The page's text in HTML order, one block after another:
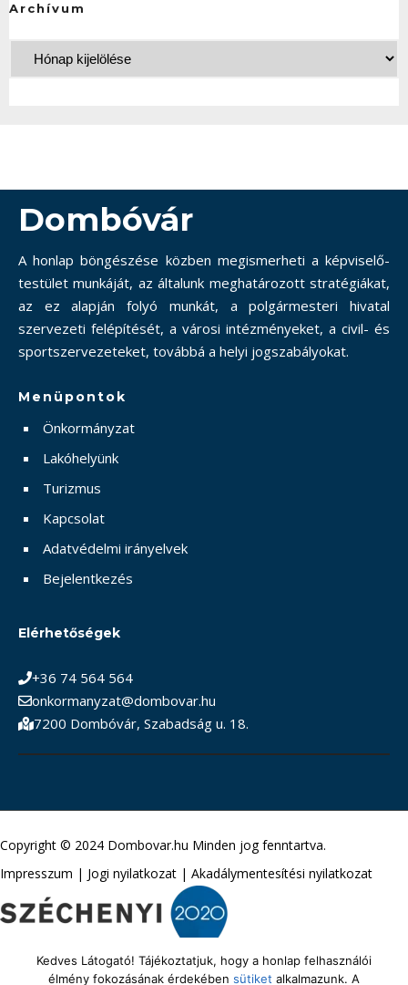
Archívum
Dombóvár
A honlap böngészése közben megismerheti a képviselő-
testület munkáját, az általunk meghatározott stratégiákat,
az ez alapján folyó munkát, a polgármesteri hivatal
szervezeti felépítését, a városi intézményeket, a civil- és
sportszervezeteket, továbbá a helyi jogszabályokat.
Menüpontok
Önkormányzat
Lakóhelyünk
Turizmus
Kapcsolat
Adatvédelmi irányelvek
Bejelentkezés
Elérhetőségek
+36 74 564 564
onkormanyzat@dombovar.hu
7200 Dombóvár, Szabadság u. 18.
Copyright © 2024 Dombovar.hu Minden jog fenntartva.
Impresszum | Jogi nyilatkozat | Akadálymentesítési nyilatkozat
Kedves Látogató! Tájékoztatjuk, hogy a honlap felhasználói
élmény fokozásának érdekében sütiket alkalmazunk. A